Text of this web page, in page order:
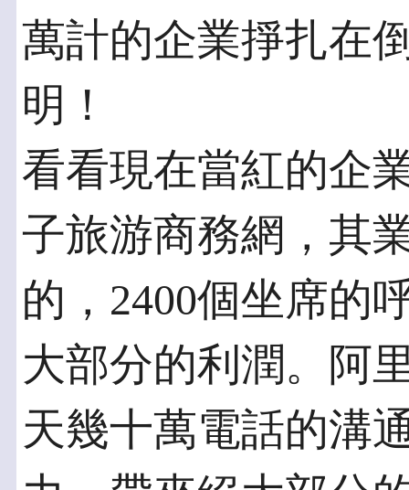
萬計的企業掙扎在
明！
看看現在當紅的企
子旅游商務網，其
的，2400個坐席的
大部分的利潤。阿
天幾十萬電話的溝